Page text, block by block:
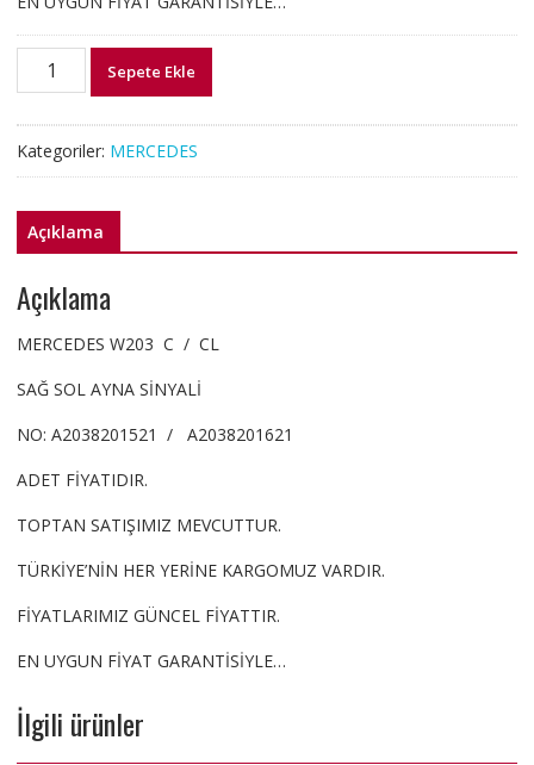
A2038201521
SOL
SİNYALİ
adet
Sepete Ekle
Kategoriler: MERCEDES
Açıklama
Açıklama
MERCEDES W203 C / CL
SAĞ SOL AYNA SİNYALİ
NO: A2038201521 / A2038201621
ADET FİYATIDIR.
TOPTAN SATIŞIMIZ MEVCUTTUR.
TÜRKİYE’NİN HER YERİNE KARGOMUZ VARDIR.
FİYATLARIMIZ GÜNCEL FİYATTIR.
EN UYGUN FİYAT GARANTİSİYLE…
İlgili ürünler